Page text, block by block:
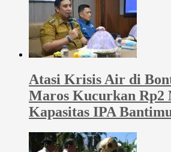
Atasi Krisis Air di
Maros Kucurkan
Kapasitas IPA